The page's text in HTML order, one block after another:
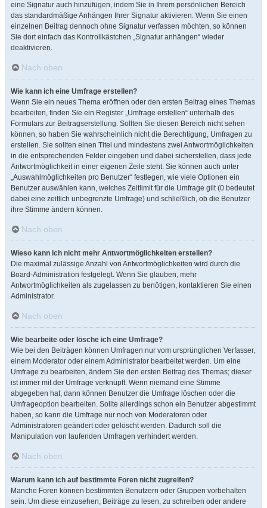
eine Signatur auch hinzufügen, indem Sie in Ihrem persönlichen Bereich
das standardmäßige Anhängen Ihrer Signatur aktivieren. Wenn Sie einen
einzelnen Beitrag dennoch ohne Signatur verfassen möchten, so können
Sie dort einfach das Kontrollkästchen „Signatur anhängen“ wieder
deaktivieren.
Nach oben
Wie kann ich eine Umfrage erstellen?
Wenn Sie ein neues Thema eröffnen oder den ersten Beitrag eines Themas
bearbeiten, finden Sie ein Register „Umfrage erstellen“ unterhalb des
Formulars zur Beitragserstellung. Sollten Sie diesen Bereich nicht sehen
können, so haben Sie wahrscheinlich nicht die Berechtigung, Umfragen zu
erstellen. Sie sollten einen Titel und mindestens zwei Antwortmöglichkeiten
in die entsprechenden Felder eingeben und dabei sicherstellen, dass jede
Antwortmöglichkeit in einer eigenen Zeile steht. Sie können auch unter
„Auswahlmöglichkeiten pro Benutzer“ festlegen, wie viele Optionen ein
Benutzer auswählen kann, welches Zeitlimit für die Umfrage gilt (0 bedeutet
dabei eine zeitlich unbegrenzte Umfrage) und schließlich, ob die Benutzer
ihre Stimme ändern können.
Nach oben
Wieso kann ich nicht mehr Antwortmöglichkeiten erstellen?
Die maximal zulässige Anzahl von Antwortmöglichkeiten wird durch die
Board-Administration festgelegt. Wenn Sie glauben, mehr
Antwortmöglichkeiten als zugelassen zu benötigen, kontaktieren Sie einen
Administrator.
Nach oben
Wie bearbeite oder lösche ich eine Umfrage?
Wie bei den Beiträgen können Umfragen nur vom ursprünglichen Verfasser,
einem Moderator oder einem Administrator bearbeitet werden. Um eine
Umfrage zu bearbeiten, ändern Sie den ersten Beitrag des Themas; dieser
ist immer mit der Umfrage verknüpft. Wenn niemand eine Stimme
abgegeben hat, dann können Benutzer die Umfrage löschen oder die
Umfrageoption bearbeiten. Sollte allerdings schon ein Benutzer abgestimmt
haben, so kann die Umfrage nur noch von Moderatoren oder
Administratoren geändert oder gelöscht werden. Dadurch soll die
Manipulation von laufenden Umfragen verhindert werden.
Nach oben
Warum kann ich auf bestimmte Foren nicht zugreifen?
Manche Foren können bestimmten Benutzern oder Gruppen vorbehalten
sein. Um diese einzusehen, Beiträge zu lesen, zu schreiben oder andere